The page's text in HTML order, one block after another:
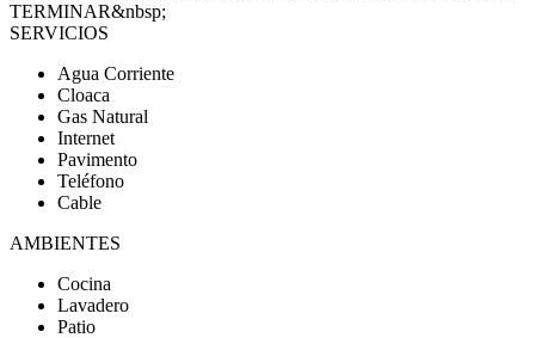
TERMINAR&nbsp;
SERVICIOS
Agua Corriente
Cloaca
Gas Natural
Internet
Pavimento
Teléfono
Cable
AMBIENTES
Cocina
Lavadero
Patio